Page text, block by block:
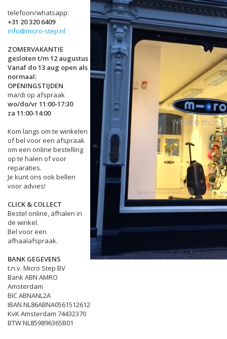
telefoon/whatsapp:
+31 20 320 6409
info@micro-step.nl
ZOMERVAKANTIE
gesloten t/m 12 augustus
Vanaf do 13 aug open als
normaal:
OPENINGSTIJDEN
ma/di op afspraak
wo/do/vr 11:00-17:30
za 11:00-14:00
Kom langs om te winkelen
of bel voor een afspraak
om een online bestelling
op te halen of voor
reparaties.
Je kunt ons ook bellen
voor advies!
CLICK & COLLECT
Bestel online, afhalen in
de winkel.
Bel voor een
afhaalafspraak.
BANK GEGEVENS
t.n.v. Micro Step BV
Bank ABN AMRO
Amsterdam
BIC ABNANL2A
IBAN NL86ABNA0561512612
KvK Amsterdam 74432370
BTW NL859896365B01